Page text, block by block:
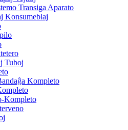
Transiga Aparato
Konsumeblaj
Tuboj
Kompleto
Kompleto